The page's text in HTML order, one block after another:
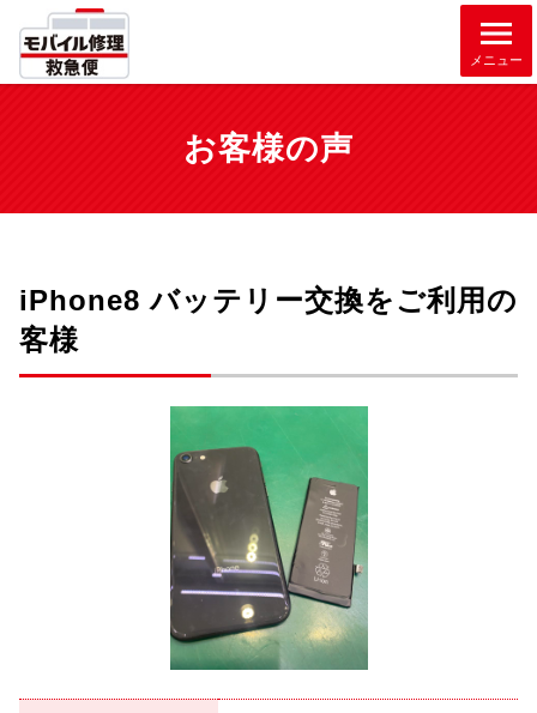
メニュー
お客様の声
iPhone8 バッテリー交換をご利用の
客様